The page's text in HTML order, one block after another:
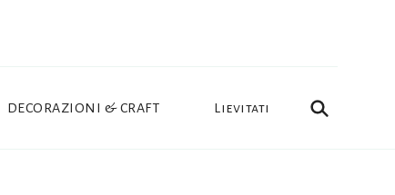
DECORAZIONI & CRAFT Lievitati